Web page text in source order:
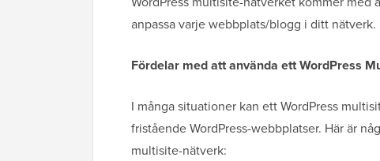
anpassa varje webbplats/blogg i ditt nätverk.
Fördelar med att använda ett WordPress
I många situationer kan ett WordPress
fristående WordPress-webbplatser. Här är
multisite-nätverk: